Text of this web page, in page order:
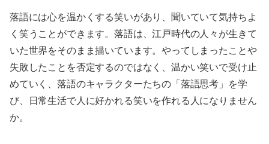
落語には心を温かくする笑いがあり、聞いていて気持ちよ
く笑うことができます。落語は、江戸時代の人々が生きて
いた世界をそのまま描いています。やってしまったことや
失敗したことを否定するのではなく、温かい笑いで受け止
めていく、落語のキャラクターたちの「落語思考」を学
び、日常生活で人に好かれる笑いを作れる人になりません
か。